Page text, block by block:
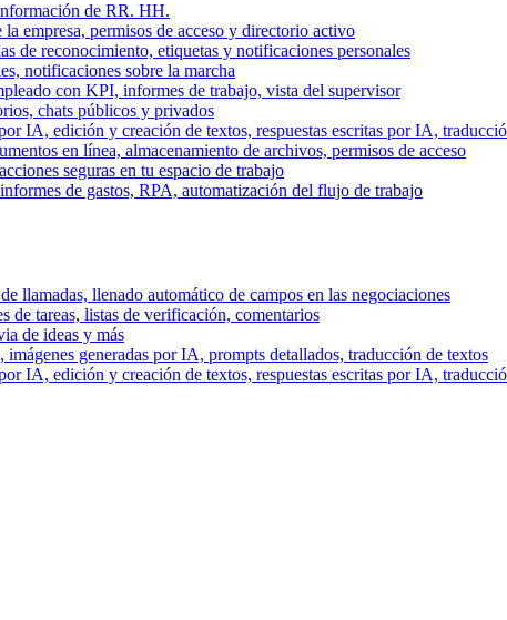
de RR. HH.
empresa, permisos de acceso y directorio activo
de reconocimiento, etiquetas y notificaciones personales
notificaciones sobre la marcha
con KPI, informes de trabajo, vista del supervisor
chats públicos y privados
IA, edición y creación de textos, respuestas escritas por IA,
en línea, almacenamiento de archivos, permisos de acceso
seguras en tu espacio de trabajo
de gastos, RPA, automatización del flujo de trabajo
llamadas, llenado automático de campos en las negociaciones
de tareas, listas de verificación, comentarios
de ideas y más
generadas por IA, prompts detallados, traducción de textos
IA, edición y creación de textos, respuestas escritas por IA,